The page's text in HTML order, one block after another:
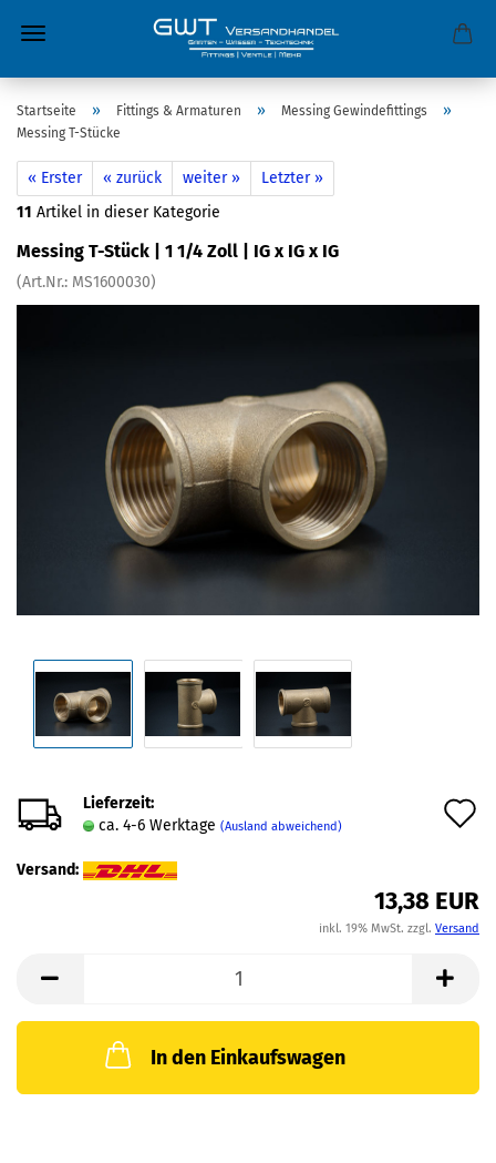
Startseite » Fittings & Armaturen » Messing Gewindefittings »
Messing T-Stücke
« Erster « zurück weiter »
Letzter »
11 Artikel in dieser Kategorie
Messing T-Stück | 1 1/4 Zoll | IG x IG x IG
(Art.Nr.: MS1600030)
Lieferzeit:
ca. 4-6 Werktage (Ausland abweichend)
Versand:
13,38 EUR
inkl. 19% MwSt. zzgl. Versand
In den Einkaufswagen